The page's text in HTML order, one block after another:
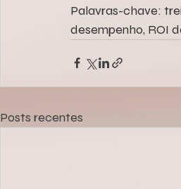
Palavras-chave:
desempenho, ROI
Posts recentes